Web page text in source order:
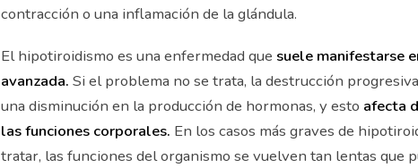
contracción o una inflamación de la glándula.
El hipotiroidismo es una enfermedad que suele manifestarse
avanzada. Si el problema no se trata, la destrucción
una disminución en la producción de hormonas, y esto afecta
las funciones corporales. En los casos más graves de
tratar, las funciones del organismo se vuelven tan lentas que